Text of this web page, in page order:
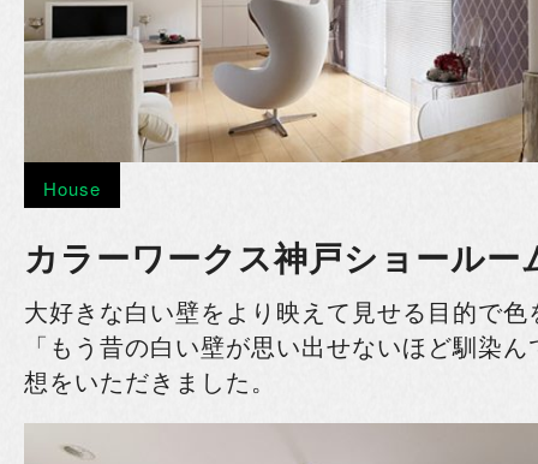
House
カラーワークス神戸ショール
大好きな白い壁をより映えて見せる目的で
「 もう昔の白い壁が思い出せないほど馴染
想をいただきました。